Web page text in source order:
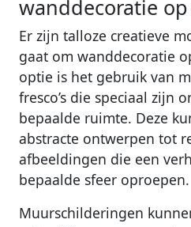
wanddecoratie
Er zijn talloze creatieve
gaat om wanddecoratie
optie is het gebruik van
fresco’s die speciaal zijn
bepaalde ruimte. Deze
abstracte ontwerpen tot
afbeeldingen die een
bepaalde sfeer oproepen.
Muurschilderingen